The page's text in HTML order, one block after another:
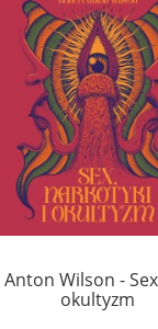
Wilson -
okultyzm